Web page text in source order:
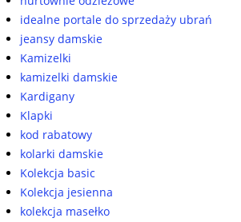
idealne portale do sprzedaży ubrań
jeansy damskie
Kamizelki
kamizelki damskie
Kardigany
Klapki
kod rabatowy
kolarki damskie
Kolekcja basic
Kolekcja jesienna
kolekcja masełko